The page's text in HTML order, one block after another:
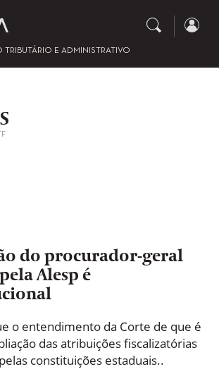
TRIBUTÁRIO E ADMINISTRATIVO
do procurador-geral
Alesp é
o entendimento da Corte de que é
das atribuições fiscalizatórias
constituições estaduais..